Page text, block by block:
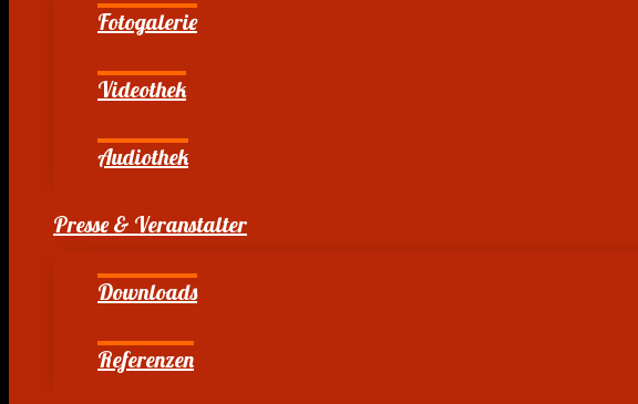
Fotogalerie
Videothek
Audiothek
Presse & Veranstalter
Downloads
Referenzen